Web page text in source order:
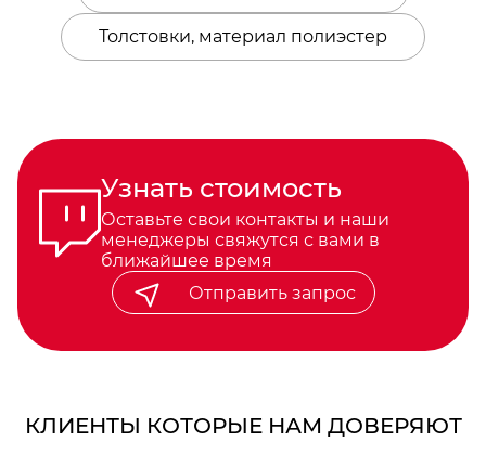
Толстовки, материал полиэстер
Узнать стоимость
Оставьте свои контакты и наши
менеджеры свяжутся с вами в
ближайшее время
Отправить запрос
КЛИЕНТЫ КОТОРЫЕ НАМ ДОВЕРЯЮТ